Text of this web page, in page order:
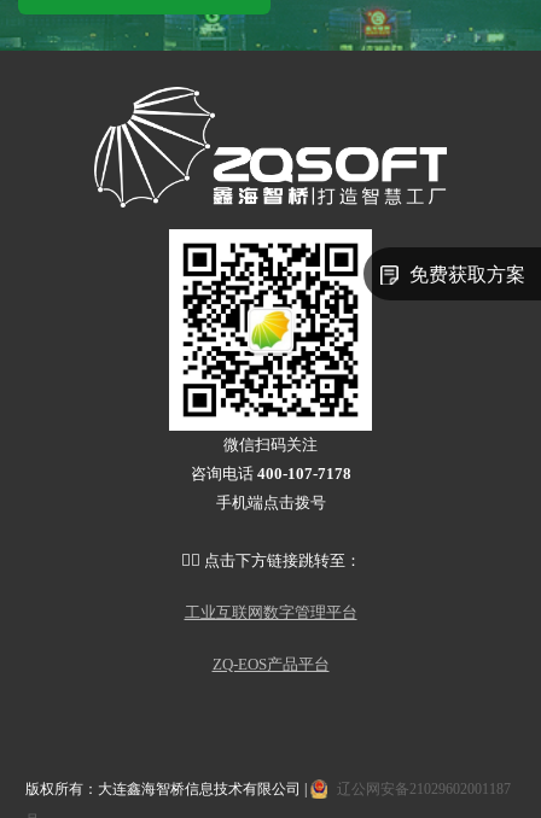
微信扫码关注
咨询电话 400-107-7178
手机端点击拨号
👇🏻 点击下方链接跳转至：
工业互联网数字管理平台
ZQ-EOS产品平台
版权所有：大连鑫海智桥信息技术有限公司 |
辽公网安备21029602001187
免费获取方案